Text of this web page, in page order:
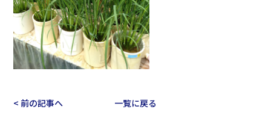
< 前の記事へ 一覧に戻る